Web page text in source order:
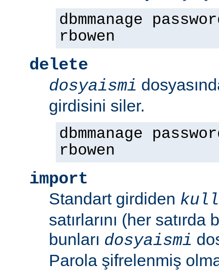
dbmmanage
rbowen
delete
dosyaismi
girdisini siler.
dbmmanage
rbowen
import
Standart girdiden
satırlarını (her
bunları dosyaismi
Parola şifrelenmiş